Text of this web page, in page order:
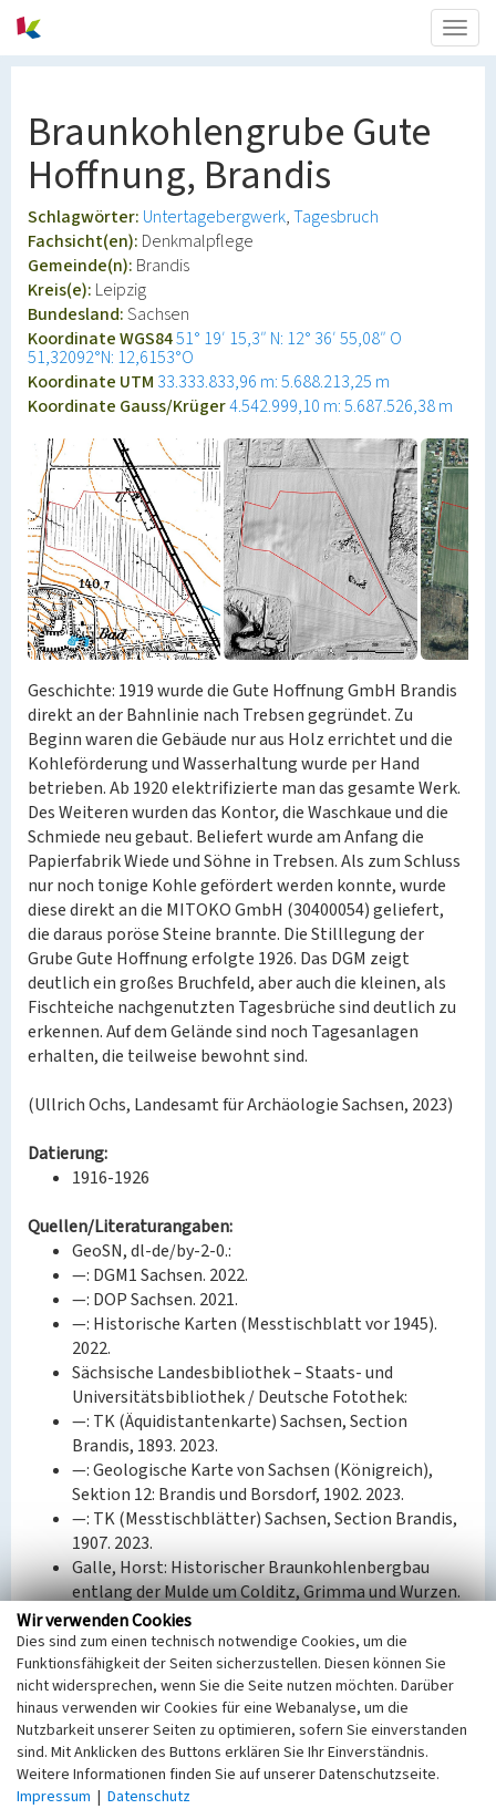
Braunkohlengrube Gute
Hoffnung, Brandis
Schlagwörter: Untertagebergwerk Tagesbruch
Fachsicht(en): Denkmalpflege
Gemeinde(n): Brandis
Kreis(e): Leipzig
Bundesland:Sachsen
Koordinate WGS8451° 19′ 15,3″ N: 12° 36′ 55,08″ O
51,32092°N: 12,6153°O
Koordinate UTM 33.333.833,96 m: 5.688.213,25 m
Koordinate Gauss/Krüger4.542.999,10 m: 5.687.526,38 m
Geschichte: 1919 wurde die Gute Hoffnung GmbH Brandis
direkt an der Bahnlinie nach Trebsen gegründet. Zu
Beginn waren die Gebäude nur aus Holz errichtet und die
Kohleförderung und Wasserhaltung wurde per Hand
betrieben. Ab 1920 elektrifizierte man das gesamte Werk.
Des Weiteren wurden das Kontor, die Waschkaue und die
Schmiede neu gebaut. Beliefert wurde am Anfang die
Papierfabrik Wiede und Söhne in Trebsen. Als zum Schluss
nur noch tonige Kohle gefördert werden konnte, wurde
diese direkt an die MITOKO GmbH (30400054) geliefert,
die daraus poröse Steine brannte. Die Stilllegung der
Grube Gute Hoffnung erfolgte 1926. Das DGM zeigt
deutlich ein großes Bruchfeld, aber auch die kleinen, als
Fischteiche nachgenutzten Tagesbrüche sind deutlich zu
erkennen. Auf dem Gelände sind noch Tagesanlagen
erhalten, die teilweise bewohnt sind.
(Ullrich Ochs, Landesamt für Archäologie Sachsen, 2023)
Datierung:
1916-1926
Quellen/Literaturangaben:
GeoSN, dl-de/by-2-0.:
—: DGM1 Sachsen. 2022.
—: DOP Sachsen. 2021.
—: Historische Karten (Messtischblatt vor 1945).
2022.
Sächsische Landesbibliothek – Staats- und
Universitätsbibliothek / Deutsche Fotothek:
—: TK (Äquidistantenkarte) Sachsen, Section
Brandis, 1893. 2023.
—: Geologische Karte von Sachsen (Königreich),
Sektion 12: Brandis und Borsdorf, 1902. 2023.
—: TK (Messtischblätter) Sachsen, Section Brandis,
1907. 2023.
Galle, Horst: Historischer Braunkohlenbergbau
entlang der Mulde um Colditz, Grimma und Wurzen.
Eine Chronik und Inventarisierung. 2. Aufl.,
Beucha/Markkleeberg 2018, 567- 578.
Bauherr / Auftraggeber:
--
BKM-Nummer: 30400055
Wir verwenden Cookies
Dies sind zum einen technisch notwendige Cookies, um die
Funktionsfähigkeit der Seiten sicherzustellen. Diesen können Sie
nicht widersprechen, wenn Sie die Seite nutzen möchten. Darüber
hinaus verwenden wir Cookies für eine Webanalyse, um die
Nutzbarkeit unserer Seiten zu optimieren, sofern Sie einverstanden
sind. Mit Anklicken des Buttons erklären Sie Ihr Einverständnis.
Weitere Informationen finden Sie auf unserer Datenschutzseite.
Impressum | Datenschutz